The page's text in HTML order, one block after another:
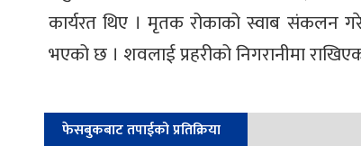
कार्यरत थिए । मृतक रोकाको स्वाब संकलन
भएको छ । शवलाई प्रहरीको निगरानीमा
फेसबुकबाट तपाईको प्रतिक्रिया